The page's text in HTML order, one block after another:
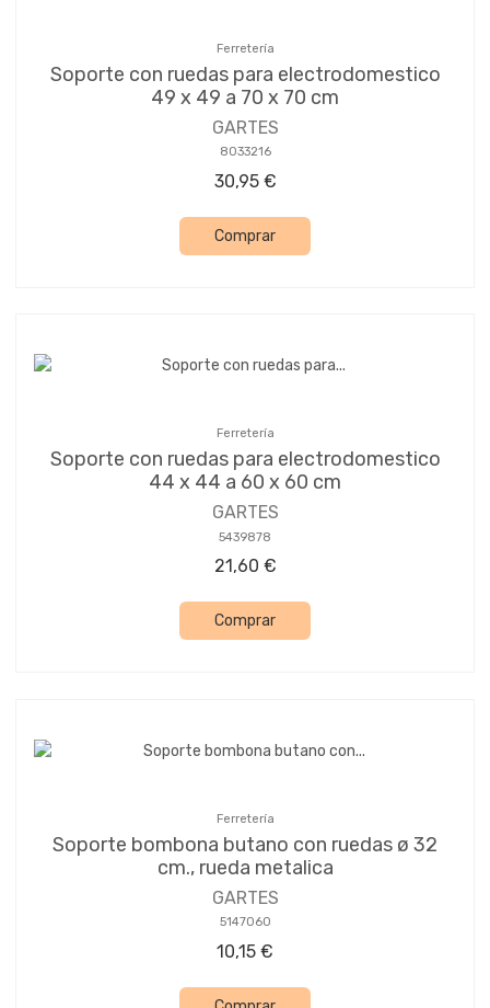
Ferretería
Soporte con ruedas para electrodomestico
49 x 49 a 70 x 70 cm
GARTES
8033216
30,95 €
Comprar
Ferretería
Soporte con ruedas para electrodomestico
44 x 44 a 60 x 60 cm
GARTES
5439878
21,60 €
Comprar
Ferretería
Soporte bombona butano con ruedas ø 32
cm., rueda metalica
GARTES
5147060
10,15 €